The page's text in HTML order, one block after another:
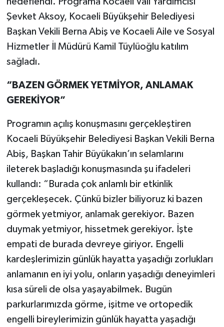
Şevket Aksoy, Kocaeli Büyükşehir Belediyesi
Başkan Vekili Berna Abiş ve Kocaeli Aile ve Sosyal
Hizmetler İl Müdürü Kamil Tüylüoğlu katılım
sağladı.
“BAZEN GÖRMEK YETMİYOR, ANLAMAK
GEREKİYOR”
Programın açılış konuşmasını gerçekleştiren
Kocaeli Büyükşehir Belediyesi Başkan Vekili Berna
Abiş, Başkan Tahir Büyükakın’ın selamlarını
ileterek başladığı konuşmasında şu ifadeleri
kullandı: “Burada çok anlamlı bir etkinlik
gerçekleşecek. Çünkü bizler biliyoruz ki bazen
görmek yetmiyor, anlamak gerekiyor. Bazen
duymak yetmiyor, hissetmek gerekiyor. İşte
empati de burada devreye giriyor. Engelli
kardeşlerimizin günlük hayatta yaşadığı zorlukları
anlamanın en iyi yolu, onların yaşadığı deneyimleri
kısa süreli de olsa yaşayabilmek. Bugün
parkurlarımızda görme, işitme ve ortopedik
engelli bireylerimizin günlük hayatta yaşadığı